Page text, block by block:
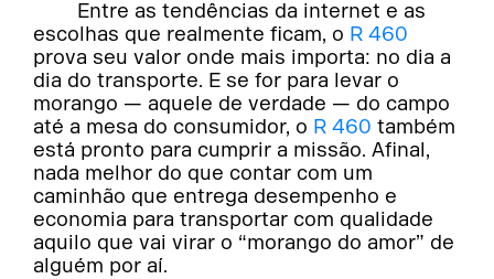
Entre as tendências da internet e as
escolhas que realmente ficam, o R 460
prova seu valor onde mais importa: no dia a
dia do transporte. E se for para levar o
morango — aquele de verdade — do campo
até a mesa do consumidor, o R 460 também
está pronto para cumprir a missão. Afinal,
nada melhor do que contar com um
caminhão que entrega desempenho e
economia para transportar com qualidade
aquilo que vai virar o “morango do amor” de
alguém por aí.